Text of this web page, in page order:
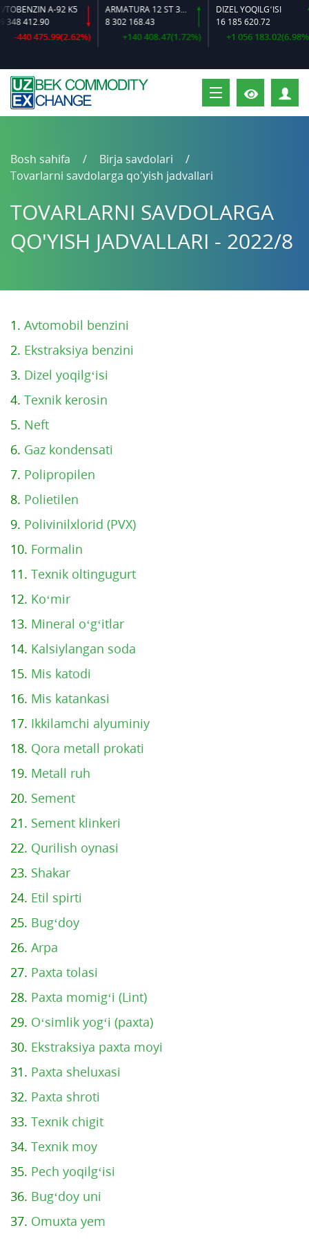
A-92 K5
412.90
475.99(2.62%)
ARMATURA 12 ST 35 GS O‘LCHAMLI
8 302 168.43
+140 408.47(1.72%)
DIZEL YOQILG‘ISI
16 185 620.72
+1 056 183.02(6.98%)
Bosh sahifa
Birja savdolari
Tovarlarni savdolarga qo'yish jadvallari
TOVARLARNI SAVDOLARGA
QO'YISH JADVALLARI - 2022/8
1. Avtomobil benzini
2. Ekstraksiya benzini
3. Dizel yoqilg‘isi
4. Texnik kerosin
5. Neft
6. Gaz kondensati
7. Polipropilen
8. Polietilen
9. Polivinilxlorid (PVX)
10. Formalin
11. Texnik oltingugurt
12. Ko‘mir
13. Mineral o‘g‘itlar
14. Kalsiylangan soda
15. Mis katodi
16. Mis katankasi
17. Ikkilamchi alyuminiy
18. Qora metall prokati
19. Metall ruh
20. Sement
21. Sement klinkeri
22. Qurilish oynasi
23. Shakar
24. Etil spirti
25. Bug‘doy
26. Arpa
27. Paxta tolasi
28. Paxta momig‘i (Lint)
29. O‘simlik yog‘i (paxta)
30. Ekstraksiya paxta moyi
31. Paxta sheluxasi
32. Paxta shroti
33. Texnik chigit
34. Texnik moy
35. Pech yoqilg‘isi
36. Bug‘doy uni
37. Omuxta yem